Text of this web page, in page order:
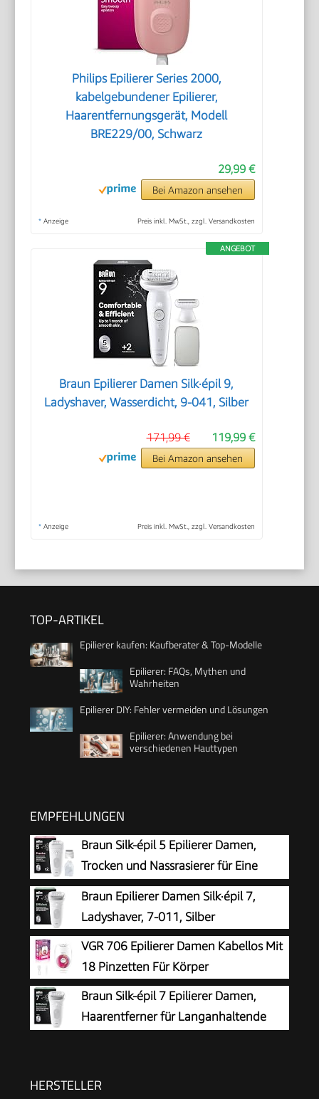
Philips Epilierer Series 2000,
kabelgebundener Epilierer,
Haarentfernungsgerät, Modell
BRE229/00, Schwarz
29,99 €
Bei Amazon ansehen
* Anzeige Preis inkl. MwSt., zzgl. Versandkosten
ANGEBOT
Braun Epilierer Damen Silk·épil 9,
Ladyshaver, Wasserdicht, 9-041, Silber
119,99 €
171,99 €
Bei Amazon ansehen
* Anzeige Preis inkl. MwSt., zzgl. Versandkosten
TOP-ARTIKEL
Epilierer kaufen: Kaufberater & Top-Modelle
Epilierer: FAQs, Mythen und
Wahrheiten
Epilierer DIY: Fehler vermeiden und Lösungen
Epilierer: Anwendung bei
verschiedenen Hauttypen
EMPFEHLUNGEN
Braun Silk-épil 5 Epilierer Damen,
Trocken und Nassrasierer für Eine
Einfache Haarentfernung und Seidig-
Glatte Haut, Ladyshaver, Wasserdicht — Inkl.
Rasieraufsatz und Trimmeraufsatz — 5-041,
Weiß/Grau
Braun Epilierer Damen Silk·épil 7,
Ladyshaver, 7-011, Silber
VGR 706 Epilierer Damen Kabellos Mit
18 Pinzetten Für Körper
Braun Silk-épil 7 Epilierer Damen,
Haarentferner für Langanhaltende
Wasserdicht, Made in Germany — 7-011,
HERSTELLER